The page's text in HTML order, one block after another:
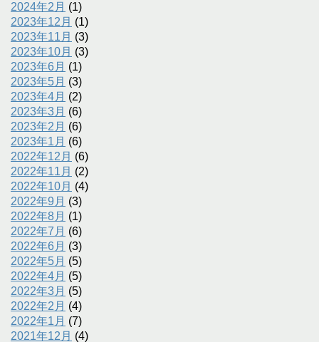
2024年2月 (1)
2023年12月 (1)
2023年11月 (3)
2023年10月 (3)
2023年6月 (1)
2023年5月 (3)
2023年4月 (2)
2023年3月 (6)
2023年2月 (6)
2023年1月 (6)
2022年12月 (6)
2022年11月 (2)
2022年10月 (4)
2022年9月 (3)
2022年8月 (1)
2022年7月 (6)
2022年6月 (3)
2022年5月 (5)
2022年4月 (5)
2022年3月 (5)
2022年2月 (4)
2022年1月 (7)
2021年12月 (4)